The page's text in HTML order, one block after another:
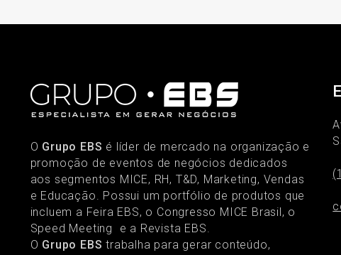
O Grupo EBS é líder de mercado na organização e
promoção de eventos de negócios dedicados
aos segmentos MICE, RH, T&D, Marketing, Vendas
e Educação. Possui um portfólio de produtos que
incluem a Feira EBS, o Congresso MICE Brasil, o
Speed Meeting e a Revista EBS.
O Grupo EBS trabalha para gerar conteúdo,